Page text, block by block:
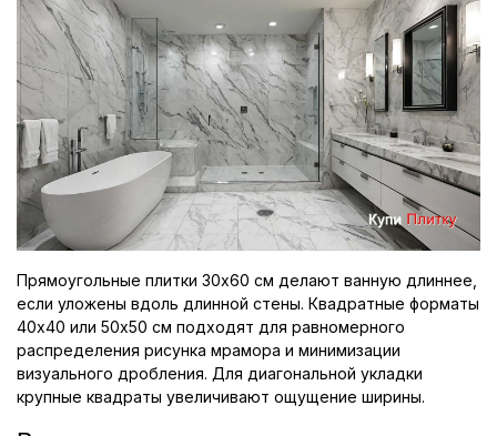
Прямоугольные плитки 30x60 см делают ванную длиннее,
если уложены вдоль длинной стены. Квадратные форматы
40x40 или 50x50 см подходят для равномерного
распределения рисунка мрамора и минимизации
визуального дробления. Для диагональной укладки
крупные квадраты увеличивают ощущение ширины.